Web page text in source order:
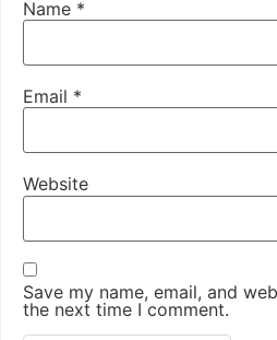
Name *
Email *
Website
Save my name, email, and
the next time I comment.